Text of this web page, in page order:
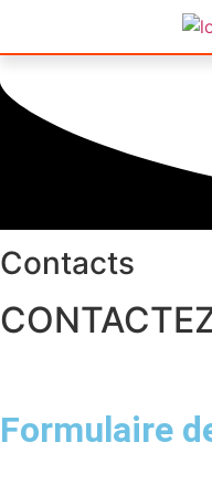
Contacts
Formulaire